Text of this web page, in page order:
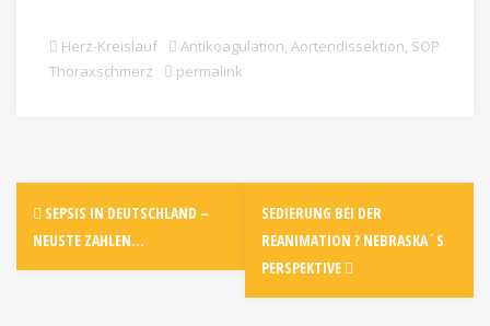
Herz-Kreislauf Antikoagulation, Aortendissektion, SOP
Thoraxschmerz
permalink
SEPSIS IN DEUTSCHLAND –
NEUSTE ZAHLEN…
SEDIERUNG BEI DER
REANIMATION ? NEBRASKA´S
PERSPEKTIVE